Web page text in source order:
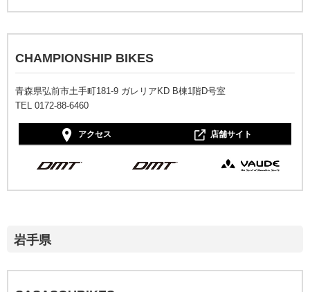
CHAMPIONSHIP BIKES
青森県弘前市土手町181-9 ガレリアKD B棟1階D号室
TEL 0172-88-6460
アクセス 店舗サイト
岩手県